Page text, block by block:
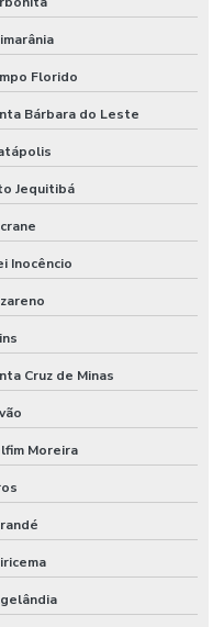
Florido
Bárbara do Leste
Jequitibá
Inocêncio
Cruz de Minas
Moreira